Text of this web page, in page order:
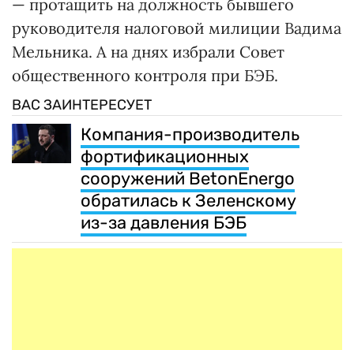
— протащить на должность бывшего
руководителя налоговой милиции Вадима
Мельника. А на днях избрали Совет
общественного контроля при БЭБ.
ВАС ЗАИНТЕРЕСУЕТ
Компания-производитель
фортификационных
сооружений BetonEnergo
обратилась к Зеленскому
из-за давления БЭБ